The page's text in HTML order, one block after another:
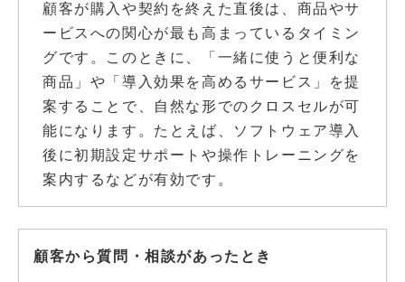
顧客が購入や契約を終えた直後は、商品やサ
ービスへの関心が最も高まっているタイミン
グです。このときに、「一緒に使うと便利な
商品」や「導入効果を高めるサービス」を提
案することで、自然な形でのクロスセルが可
能になります。たとえば、ソフトウェア導入
後に初期設定サポートや操作トレーニングを
案内するなどが有効です。
顧客から質問・相談があったとき